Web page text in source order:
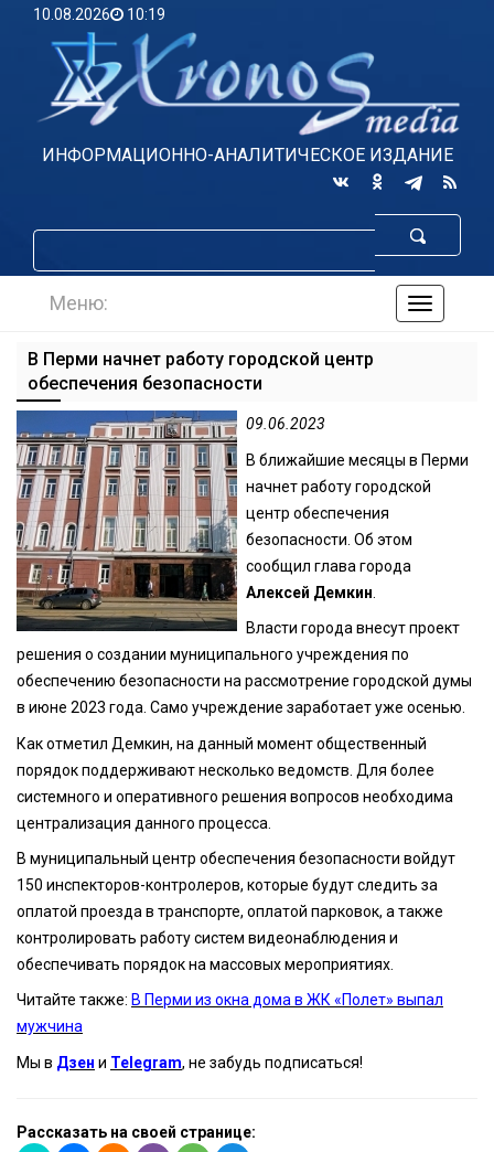
10.08.2026 10:19
ИНФОРМАЦИОННО-АНАЛИТИЧЕСКОЕ ИЗДАНИЕ
по
Меню:
В Перми начнет работу городской центр
обеспечения безопасности
09.06.2023
В ближайшие месяцы в Перми
начнет работу городской
центр обеспечения
безопасности. Об этом
сообщил глава города
Алексей Демкин
Власти города внесут проект
решения о создании муниципального учреждения по
обеспечению безопасности на рассмотрение городской думы
в июне 2023 года. Само учреждение заработает уже осенью.
Как отметил Демкин, на данный момент общественный
порядок поддерживают несколько ведомств. Для более
системного и оперативного решения вопросов необходима
централизация данного процесса.
В муниципальный центр обеспечения безопасности войдут
150 инспекторов-контролеров, которые будут следить за
оплатой проезда в транспорте, оплатой парковок, а также
контролировать работу систем видеонаблюдения и
обеспечивать порядок на массовых мероприятиях.
Читайте также: В Перми из окна дома в ЖК «Полет» выпал
мужчина
Мы в Дзен и Telegram, не забудь подписаться!
Рассказать на своей странице: